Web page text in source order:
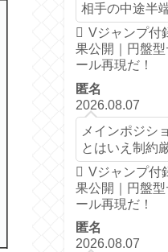
相手の中途半
Vジャンプ付
果公開｜円盤
ール再現だ！
匿名
2026.08.07
メインポジシ
とはいえ制約
Vジャンプ付
果公開｜円盤
ール再現だ！
匿名
2026.08.07